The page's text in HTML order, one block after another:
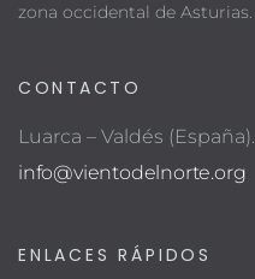
zona occidental de Asturias.
CONTACTO
Luarca – Valdés (España).
info@vientodelnorte.org
ENLACES RÁPIDOS